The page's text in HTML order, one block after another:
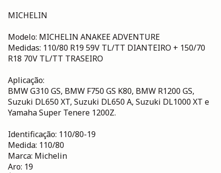
MICHELIN
Modelo: MICHELIN ANAKEE ADVENTURE
Medidas: 110/80 R19 59V TL/TT DIANTEIRO + 150/70
R18 70V TL/TT TRASEIRO
Aplicação:
BMW G310 GS, BMW F750 GS K80, BMW R1200 GS,
Suzuki DL650 XT, Suzuki DL650 A, Suzuki DL1000 XT e
Yamaha Super Tenere 1200Z.
Identificação: 110/80-19
Medida: 110/80
Marca: Michelin
Aro: 19